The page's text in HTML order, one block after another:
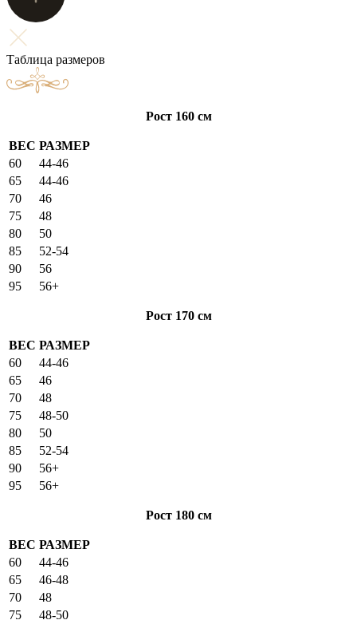
Таблица размеров
Рост 160 см
ВЕС РАЗМЕР
60
44-46
65
44-46
70
46
75
48
80
50
85
52-54
90
56
95
56+
Рост 170 см
ВЕС РАЗМЕР
60
44-46
65
46
70
48
75
48-50
80
50
85
52-54
90
56+
95
56+
Рост 180 см
ВЕС РАЗМЕР
60
44-46
65
46-48
70
48
75
48-50